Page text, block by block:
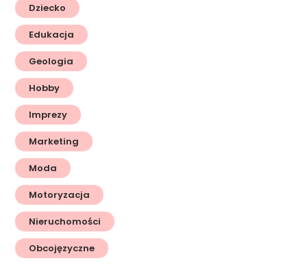
Dziecko
Edukacja
Geologia
Hobby
Imprezy
Marketing
Moda
Motoryzacja
Nieruchomości
Obcojęzyczne